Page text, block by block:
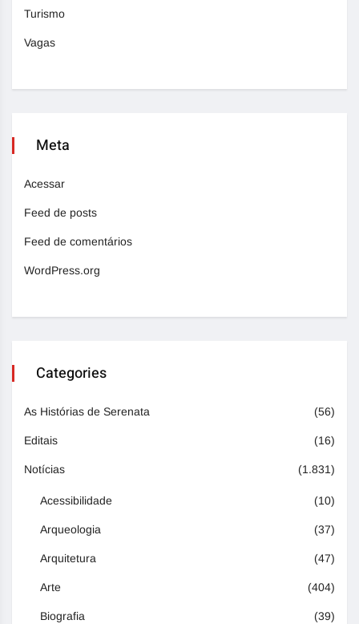
Turismo
Vagas
Meta
Acessar
Feed de posts
Feed de comentários
WordPress.org
Categories
As Histórias de Serenata (56)
Editais (16)
Notícias (1.831)
Acessibilidade (10)
Arqueologia (37)
Arquitetura (47)
Arte (404)
Biografia (39)